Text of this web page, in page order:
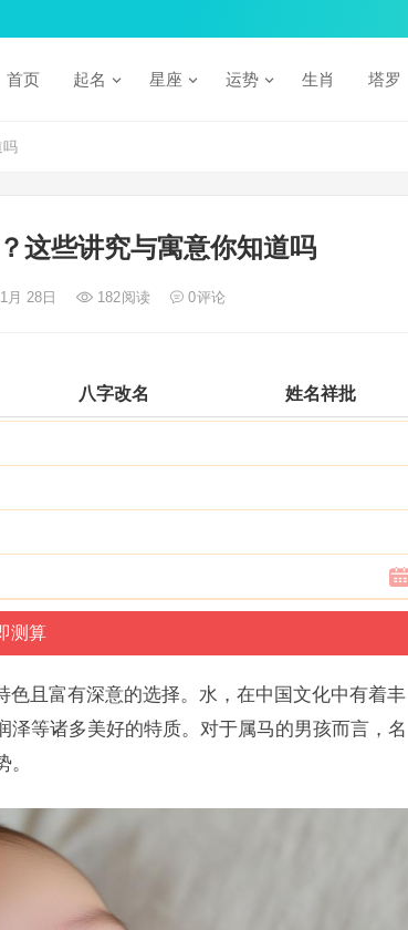
首页 起名 星座 运势 生肖 塔罗
吗
这些讲究与寓意你知道吗
月 28日 182阅读 0评论
八字改名 姓名祥批
且富有深意的选择。水，在中国文化中有着丰
等诸多美好的特质。对于属马的男孩而言，名